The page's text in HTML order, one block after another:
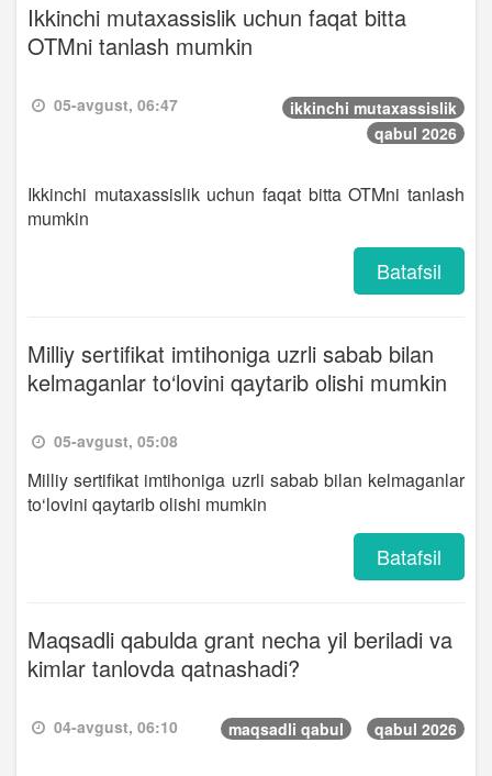
Ikkinchi mutaxassislik uchun faqat bitta
OTMni tanlash mumkin
05-avgust, 06:47
ikkinchi mutaxassislik
qabul 2026
Ikkinchi mutaxassislik uchun faqat bitta OTMni tanlash
mumkin
Batafsil
Milliy sertifikat imtihoniga uzrli sabab bilan
kelmaganlar to‘lovini qaytarib olishi mumkin
05-avgust, 05:08
Milliy sertifikat imtihoniga uzrli sabab bilan kelmaganlar
to‘lovini qaytarib olishi mumkin
Batafsil
Maqsadli qabulda grant necha yil beriladi va
kimlar tanlovda qatnashadi?
04-avgust, 06:10 maqsadli qabul qabul 2026